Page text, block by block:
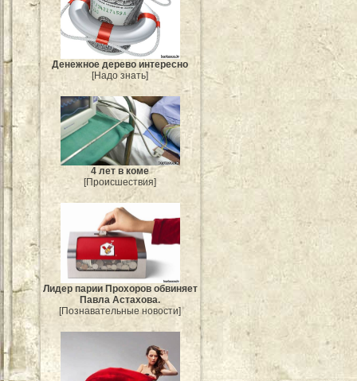
Денежное дерево интересно
[Надо знать]
4 лет в коме
[Происшествия]
Лидер парии Прохоров обвиняет
Павла Астахова.
[Познавательные новости]